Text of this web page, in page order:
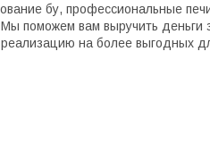
бу, профессиональные
поможем вам выручить деньги
на более выгодных